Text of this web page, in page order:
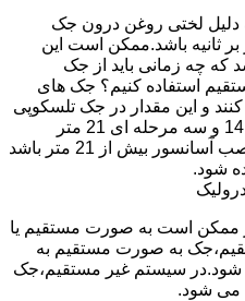
دلیل لختی روغن درون جک
بر ثانیه باشد.ممکن است این
که چه زمانی باید از جک
استفاده کنیم؟ جک های
می کنند و این مقدار در جک تلسکوپی
تک مرحله ای 7 متر،دو مرحله ای 14 و سه مرحله ای 21 متر
است.در صورتی که ارتفاع محل نصب آسانسور بیش از 21 متر باشد
شود.
ممکن است به صورت مستقیم یا
به صورت مستقیم به
شود.در سیستم غیر مستقیم،جک
می شود.